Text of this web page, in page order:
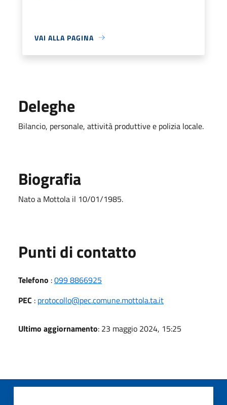
VAI ALLA PAGINA
Deleghe
Bilancio, personale, attività produttive e polizia locale.
Biografia
Nato a Mottola il 10/01/1985.
Punti di contatto
Telefono :099 8866925
PEC : protocollo@pec.comune.mottola.ta.it
Ultimo aggiornamento: 23 maggio 2024, 15:25